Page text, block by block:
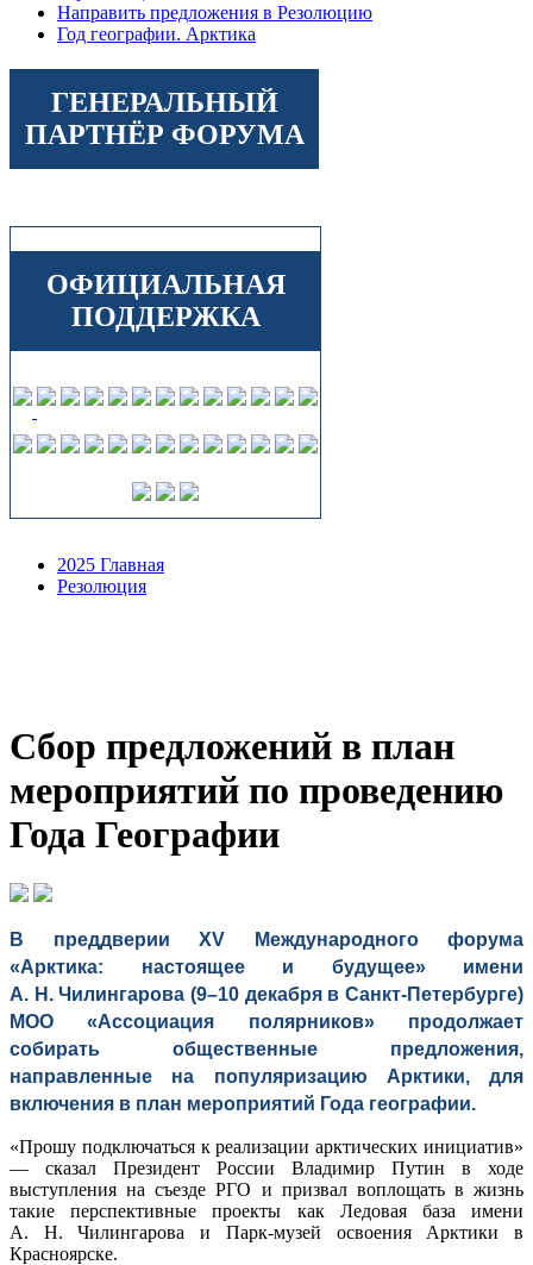
Направить предложения в Резолюцию
Год географии. Арктика
ГЕНЕРАЛЬНЫЙ
ПАРТНЁР ФОРУМА
ОФИЦИАЛЬНАЯ
ПОДДЕРЖКА
2025 Главная
Резолюция
Сбор предложений в план
мероприятий по проведению
Года Географии
В преддверии XV Международного форума
«Арктика: настоящее и будущее» имени
А. Н. Чилингарова (9–10 декабря в Санкт-Петербурге)
МОО «Ассоциация полярников» продолжает
собирать общественные предложения,
направленные на популяризацию Арктики, для
включения в план мероприятий Года географии.
«Прошу подключаться к реализации арктических инициатив»
— сказал Президент России Владимир Путин в ходе
выступления на съезде РГО и призвал воплощать в жизнь
такие перспективные проекты как Ледовая база имени
А. Н. Чилингарова и Парк-музей освоения Арктики в
Красноярске.